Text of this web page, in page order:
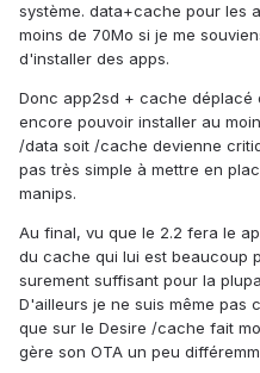
système. data+cache pour les
moins de 70Mo si je me
d'installer des apps.
Donc app2sd + cache déplacé
encore pouvoir installer au
/data soit /cache devienne
pas très simple à mettre en
manips.
Au final, vu que le 2.2 fera le
du cache qui lui est beaucoup
surement suffisant pour la
D'ailleurs je ne suis même pas
que sur le Desire /cache fait
gère son OTA un peu